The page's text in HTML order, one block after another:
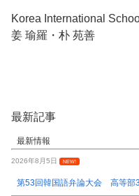
Korea International
姜 瑜羅・朴 苑善
最新記事
最新情報
2026年8月5日 NEW!
第53回韓国語弁論大会 高等部